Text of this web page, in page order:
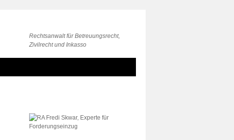
Rechtsanwalt für Betreuungsrecht,
Zivilrecht und Inkasso